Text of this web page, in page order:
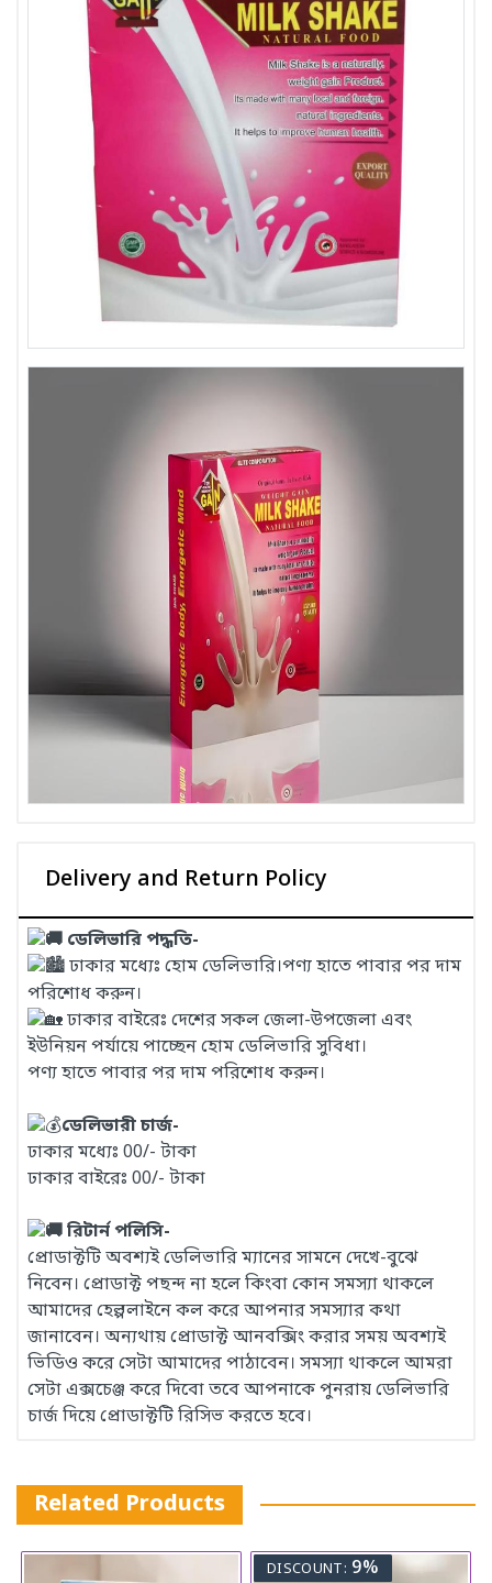
Delivery and Return Policy
ডেলিভারি পদ্ধতি-
ঢাকার মধ্যেঃ হোম ডেলিভারি।পণ্য হাতে পাবার পর দাম
পরিশোধ করুন।
ঢাকার বাইরেঃ দেশের সকল জেলা-উপজেলা এবং
ইউনিয়ন পর্যায়ে পাচ্ছেন হোম ডেলিভারি সুবিধা।
পণ্য হাতে পাবার পর দাম পরিশোধ করুন।
ডেলিভারী চার্জ-
ঢাকার মধ্যেঃ 00/- টাকা
ঢাকার বাইরেঃ 00/- টাকা
রিটার্ন পলিসি-
প্রোডাক্টটি অবশ্যই ডেলিভারি ম্যানের সামনে দেখে-বুঝে
নিবেন। প্রোডাক্ট পছন্দ না হলে কিংবা কোন সমস্যা থাকলে
আমাদের হেল্পলাইনে কল করে আপনার সমস্যার কথা
জানাবেন। অন্যথায় প্রোডাক্ট আনবক্সিং করার সময় অবশ্যই
ভিডিও করে সেটা আমাদের পাঠাবেন। সমস্যা থাকলে আমরা
সেটা এক্সচেঞ্জ করে দিবো তবে আপনাকে পুনরায় ডেলিভারি
চার্জ দিয়ে প্রোডাক্টটি রিসিভ করতে হবে।
Related Products
DISCOUNT: 9%